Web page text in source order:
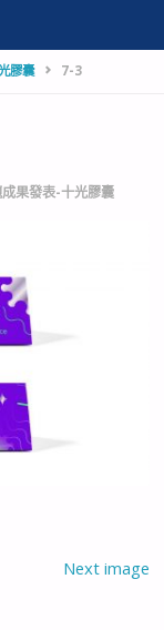
膠囊 7-3
成果發表-十光膠囊
Next image